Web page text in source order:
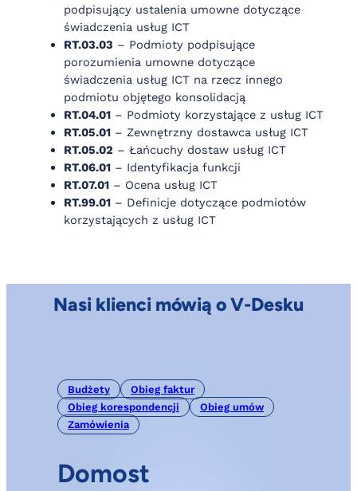
podpisujący ustalenia umowne dotyczące
świadczenia usług ICT
RT.03.03 – Podmioty podpisujące
porozumienia umowne dotyczące
świadczenia usług ICT na rzecz innego
podmiotu objętego konsolidacją
RT.04.01 – Podmioty korzystające z usług ICT
RT.05.01 – Zewnętrzny dostawca usług ICT
RT.05.02 – Łańcuchy dostaw usług ICT
RT.06.01 – Identyfikacja funkcji
RT.07.01 – Ocena usług ICT
RT.99.01 – Definicje dotyczące podmiotów
korzystających z usług ICT
Nasi klienci mówią o V-Desku
Budżety
Obieg faktur
Obieg korespondencji
Obieg umów
Zamówienia
Domost